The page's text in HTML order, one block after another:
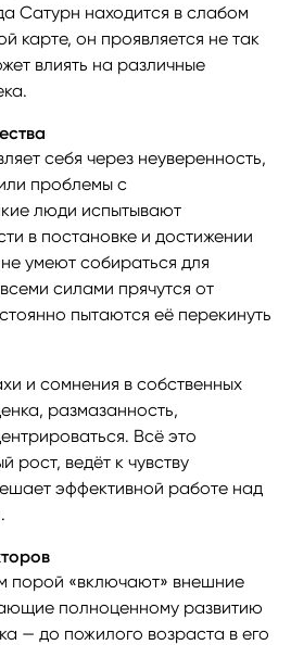
Сатурн находится в слабом
карте, он проявляется не так
влиять на различные
себя через неуверенность,
проблемы с
люди испытывают
в постановке и достижении
умеют собираться для
силами прячутся от
пытаются её перекинуть
и сомнения в собственных
размазанность,
Всё это
рост, ведёт к чувству
эффективной работе над
порой «включают» внешние
полноценному развитию
— до пожилого возраста в его